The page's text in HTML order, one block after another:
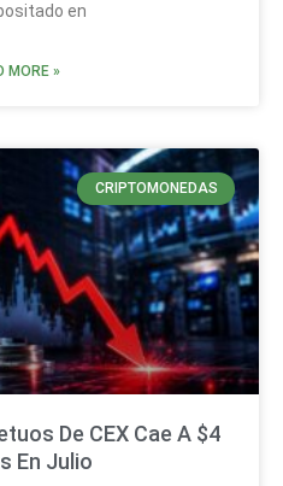
en
MORE »
CRIPTOMONEDAS
De CEX Cae A $4
En Julio